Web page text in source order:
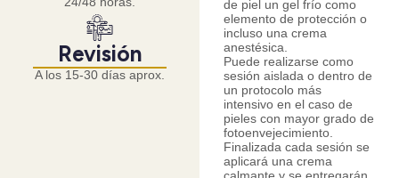
Revisión
A los 15-30 días aprox.
de piel un gel frío como
elemento de protección o
incluso una crema
anestésica.
Puede realizarse como
sesión aislada o dentro de
un protocolo más
intensivo en el caso de
pieles con mayor grado de
fotoenvejecimiento.
Finalizada cada sesión se
aplicará una crema